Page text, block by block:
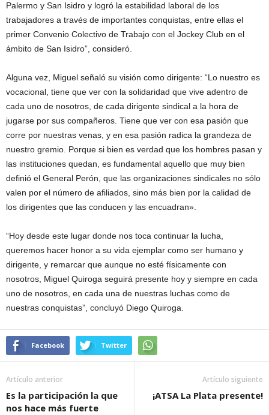
Palermo y San Isidro y logró la estabilidad laboral de los
trabajadores a través de importantes conquistas, entre ellas el
primer Convenio Colectivo de Trabajo con el Jockey Club en el
ámbito de San Isidro”, consideró.
Alguna vez, Miguel señaló su visión como dirigente: “Lo nuestro es
vocacional, tiene que ver con la solidaridad que vive adentro de
cada uno de nosotros, de cada dirigente sindical a la hora de
jugarse por sus compañeros. Tiene que ver con esa pasión que
corre por nuestras venas, y en esa pasión radica la grandeza de
nuestro gremio. Porque si bien es verdad que los hombres pasan y
las instituciones quedan, es fundamental aquello que muy bien
definió el General Perón, que las organizaciones sindicales no sólo
valen por el número de afiliados, sino más bien por la calidad de
los dirigentes que las conducen y las encuadran».
“Hoy desde este lugar donde nos toca continuar la lucha,
queremos hacer honor a su vida ejemplar como ser humano y
dirigente, y remarcar que aunque no esté físicamente con
nosotros, Miguel Quiroga seguirá presente hoy y siempre en cada
uno de nosotros, en cada una de nuestras luchas como de
nuestras conquistas”, concluyó Diego Quiroga.
Facebook Twitter
Artículo anterior
Es la participación la que
nos hace más fuerte
Artículo siguiente
¡ATSA La Plata presente!